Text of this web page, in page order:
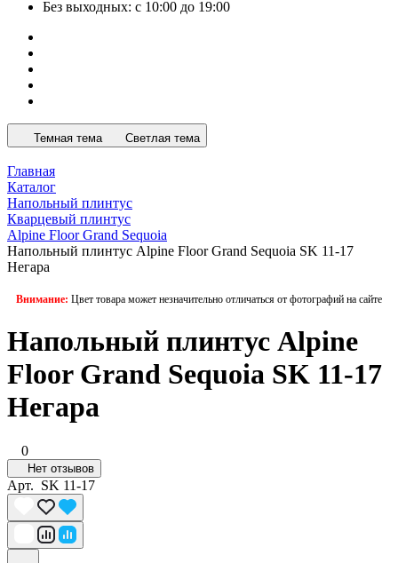
Без выходных: с 10:00 до 19:00
Темная тема Светлая тема
Главная
Каталог
Напольный плинтус
Кварцевый плинтус
Alpine Floor Grand Sequoia
Напольный плинтус Alpine Floor Grand Sequoia SK 11-17
Негара
Внимание: Цвет товара может незначительно отличаться от фотографий на сайте
Напольный плинтус Alpine
Floor Grand Sequoia SK 11-17
Негара
0
Нет отзывов
Арт. SK 11-17